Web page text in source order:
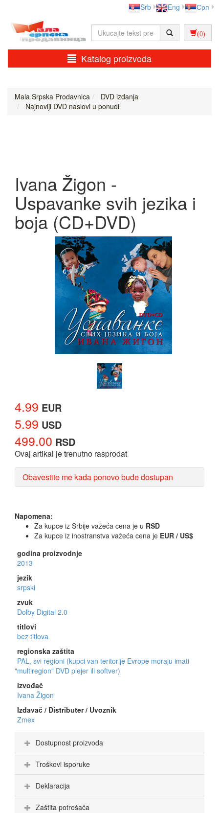
Srb Eng Срп
(0)
Katalog proizvoda
Mala Srpska Prodavnica
DVD izdanja
Najnoviji DVD naslovi u ponudi
Ivana Žigon -
Uspavanke svih jezika i
boja (CD+DVD)
4.99 EUR
5.99 USD
499.00 RSD
Ovaj artikal je trenutno rasprodat
Obavestite me kada ponovo bude dostupan
Napomena:
Za kupce iz Srbije važeća cena je u RSD
Za kupce iz inostranstva važeća cena je EUR / US$
godina proizvodnje
2013
jezik
srpski
zvuk
Dolby Digital 2.0
titlovi
bez titlova
regionska zaštita
PAL, svi regioni (kupci van teritorije Evrope moraju imati
"multiregion" DVD plejer ili softver)
Izvođač
Ivana Žigon
Izdavač / Distributer / Uvoznik
Zmex
Dostupnost proizvoda
Troškovi isporuke
Deklaracija
Zaštita potrošača